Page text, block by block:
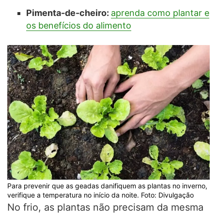
Pimenta-de-cheiro: aprenda como plantar e
os benefícios do alimento
Para prevenir que as geadas danifiquem as plantas no inverno,
verifique a temperatura no início da noite. Foto: Divulgação
No frio, as plantas não precisam da mesma